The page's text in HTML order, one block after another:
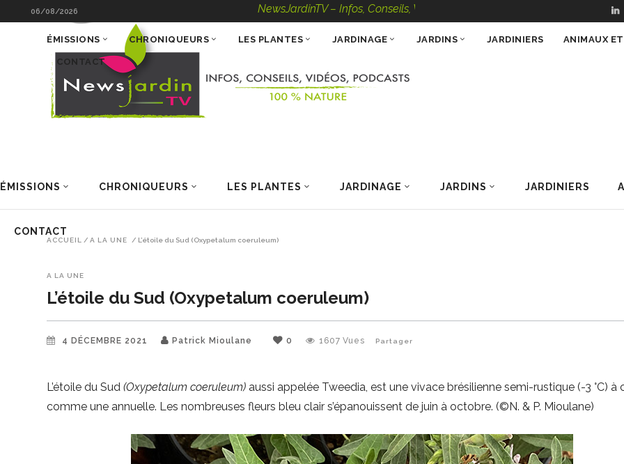
06/08/2026 NewsJardinTV – Infos, Conseils, Vidéos, Podcasts – 100 % Nature
ÉMISSIONS CHRONIQUEURS LES PLANTES JARDINAGE JARDINS JARDINIERS
CONTACT
ÉMISSIONS CHRONIQUEURS LES PLANTES JARDINAGE JARDINS JARDINIERS ANIMAUX
CONTACT
ACCUEIL / A LA UNE / L’étoile du Sud (Oxypetalum coeruleum)
A LA UNE
L’étoile du Sud (Oxypetalum coeruleum)
4 DÉCEMBRE 2021 Patrick Mioulane 0 1607 Vues Partager
L’étoile du Sud(Oxypetalum coeruleum) aussi appelée Tweedia, est une vivace brésilienne semi-rustique (-3 °C) à
comme une annuelle. Les nombreuses fleurs bleu clair s’épanouissent de juin à octobre. (©N. & P. Mioulane)